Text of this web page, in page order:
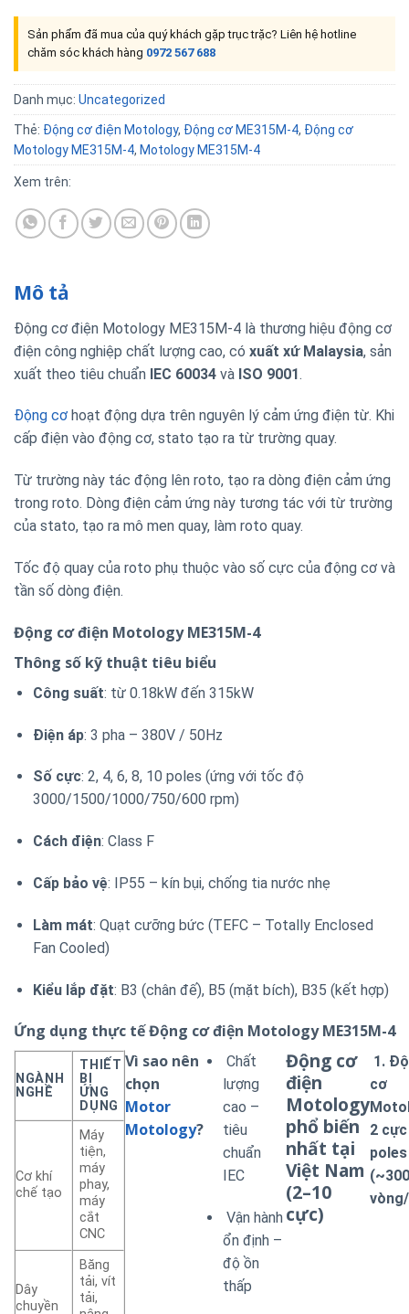
Sản phẩm đã mua của quý khách gặp trục trặc? Liên hệ hotline
chăm sóc khách hàng 0972 567 688
Danh mục: Uncategorized
Thẻ: Động cơ điện Motology, Động cơ ME315M-4, Động cơ
Motology ME315M-4, Motology ME315M-4
Xem trên:
Mô tả
Động cơ điện Motology ME315M-4 là thương hiệu động cơ
điện công nghiệp chất lượng cao, có xuất xứ Malaysia, sản
xuất theo tiêu chuẩn IEC 60034 và ISO 9001.
Động cơ hoạt động dựa trên nguyên lý cảm ứng điện từ. Khi
cấp điện vào động cơ, stato tạo ra từ trường quay.
Từ trường này tác động lên roto, tạo ra dòng điện cảm ứng
trong roto. Dòng điện cảm ứng này tương tác với từ trường
của stato, tạo ra mô men quay, làm roto quay.
Tốc độ quay của roto phụ thuộc vào số cực của động cơ và
tần số dòng điện.
Động cơ điện Motology ME315M-4
Thông số kỹ thuật tiêu biểu
Công suất: từ 0.18kW đến 315kW
Điện áp: 3 pha – 380V / 50Hz
Số cực: 2, 4, 6, 8, 10 poles (ứng với tốc độ
3000/1500/1000/750/600 rpm)
Cách điện: Class F
Cấp bảo vệ: IP55 – kín bụi, chống tia nước nhẹ
Làm mát: Quạt cưỡng bức (TEFC – Totally Enclosed
Fan Cooled)
Kiểu lắp đặt: B3 (chân đế), B5 (mặt bích), B35 (kết hợp)
Ứng dụng thực tếĐộng cơ điện Motology ME315M-4
NGÀNH
NGHỀ
THIẾT
BỊ
ỨNG
DỤNG
Cơ khí
chế tạo
Máy
tiện,
máy
phay,
máy
cắt
CNC
Dây
chuyền
Băng
tải, vít
tải,
Vì sao nên
chọn
Motor
Motology?
Chất
lượng
cao –
tiêu
chuẩn
IEC
Vận hành
ổn định –
độ ồn
thấp
Động cơ
điện
Motology
phổ biến
nhất tại
Việt Nam
(2–10
cực)
1.
cơ
2
poles